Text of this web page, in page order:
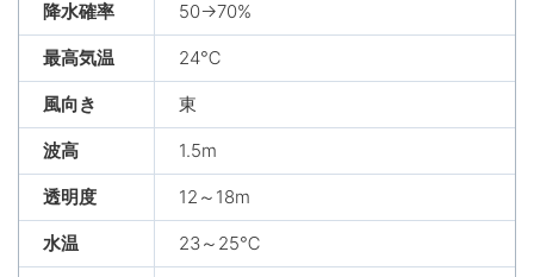
降水確率 50→70%
最高気温 24℃
風向き 東
波高 1.5m
透明度 12～18m
水温 23～25℃